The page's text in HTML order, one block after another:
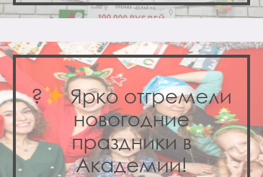
?
Ярко отгремели
новогодние
праздники в
Академии!